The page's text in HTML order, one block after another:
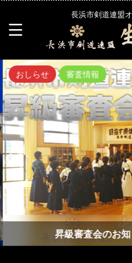
長浜市剣道連盟
おしらせ 審査情報
昇級審査会のお